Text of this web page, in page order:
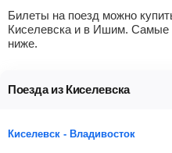
Билеты на поезд можно
Киселевска и в Ишим. Самые
ниже.
Поезда из Киселевска
Киселевск - Владивосток